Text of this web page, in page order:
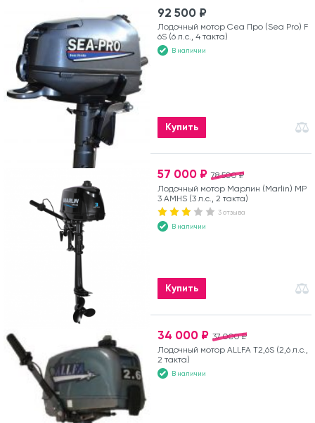
92 500 ₽
Лодочный мотор Сеа Про (Sea Pro) F
6S (6 л.с., 4 такта)
В наличии
Купить
78 500 ₽
57 000 ₽
Лодочный мотор Марлин (Marlin) MP
3 AMHS (3 л.с., 2 такта)
3 отзыва
В наличии
Купить
37 000 ₽
34 000 ₽
Лодочный мотор ALLFA T2,6S (2,6 л.с.,
2 такта)
В наличии